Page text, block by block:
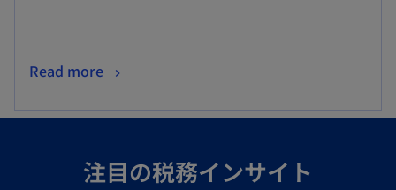
Read more
注目の税務インサイト